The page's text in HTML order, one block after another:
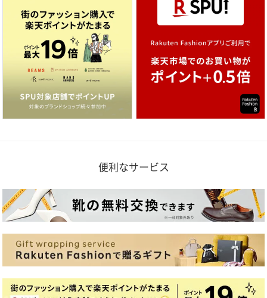
便利なサービス